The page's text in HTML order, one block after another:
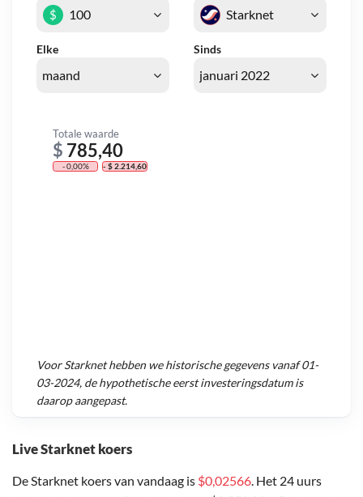
Live Starknet koers
De Starknet koers van vandaag is $0,02566. Het 24 uurs
Elke Sinds
$
Totale waarde
$ 785,40
- 0,00% - $ 2.214,60
VoorStarknethebben we historische gegevens vanaf01-
03-2024, de hypothetische eerst investeringsdatum is
daarop aangepast.